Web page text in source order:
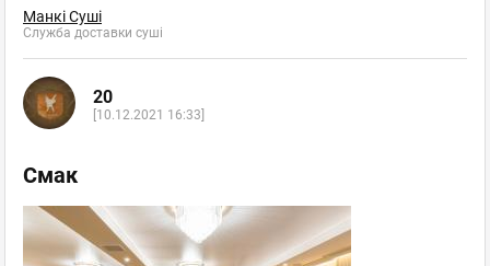
Манкі Суші
Служба доставки суші
20
[10.12.2021 16:33]
Смак